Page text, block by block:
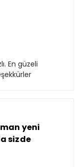
En güzeli
yeni
sizde